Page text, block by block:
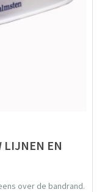
LIJNEN EN
over de bandrand.